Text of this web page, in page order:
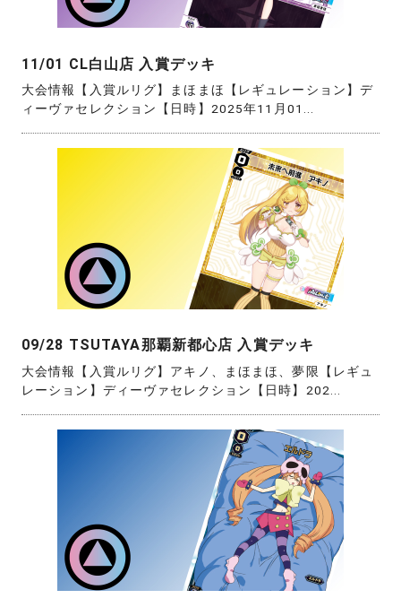
11/01 CL白山店 入賞デッキ
大会情報【入賞ルリグ】まほまほ【レギュレーション】デ
ィーヴァセレクション【日時】2025年11月01...
09/28 TSUTAYA那覇新都心店 入賞デッキ
大会情報【入賞ルリグ】アキノ、まほまほ、夢限【レギュ
レーション】ディーヴァセレクション【日時】202...